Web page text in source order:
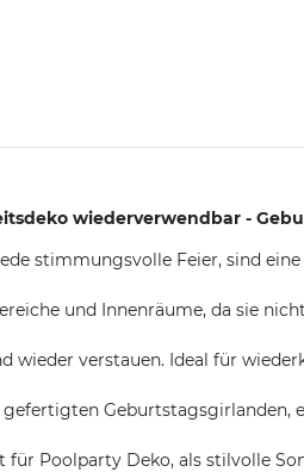
wiederverwendbar -
stimmungsvolle Feier, sind
und Innenräume, da sie
verstauen. Ideal für
Geburtstagsgirlanden,
für Poolparty Deko, als stilvolle